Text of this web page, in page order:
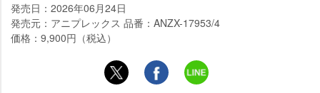
発売日：2026年06月24日
発売元：アニプレックス 品番：ANZX-17953/4
価格：9,900円（税込）